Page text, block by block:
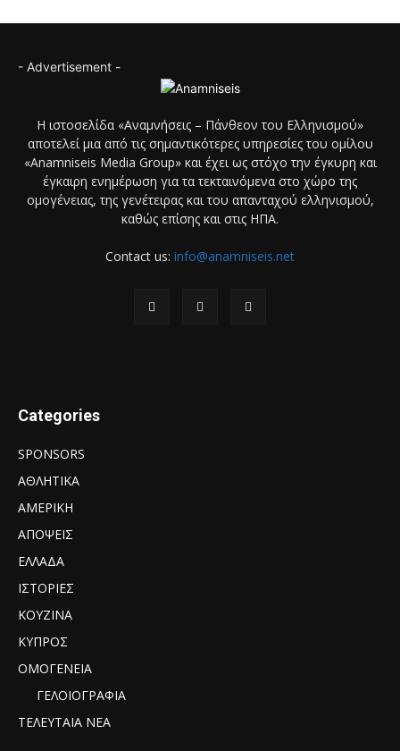
- Advertisement -
Η ιστοσελίδα «Αναμνήσεις – Πάνθεον του Ελληνισμού»
αποτελεί μια από τις σημαντικότερες υπηρεσίες του ομίλου
«Anamniseis Media Group» και έχει ως στόχο την έγκυρη και
έγκαιρη ενημέρωση για τα τεκταινόμενα στο χώρο της
ομογένειας, της γενέτειρας και του απανταχού ελληνισμού,
καθώς επίσης και στις ΗΠΑ.
Contact us: info@anamniseis.net
Categories
SPONSORS
ΑΘΛΗΤΙΚΑ
ΑΜΕΡΙΚΗ
ΑΠΟΨΕΙΣ
ΕΛΛΑΔΑ
ΙΣΤΟΡΙΕΣ
ΚΟΥΖΙΝΑ
ΚΥΠΡΟΣ
ΟΜΟΓΕΝΕΙΑ
ΓΕΛΟΙΟΓΡΑΦΙΑ
ΤΕΛΕΥΤΑΙΑ ΝΕΑ